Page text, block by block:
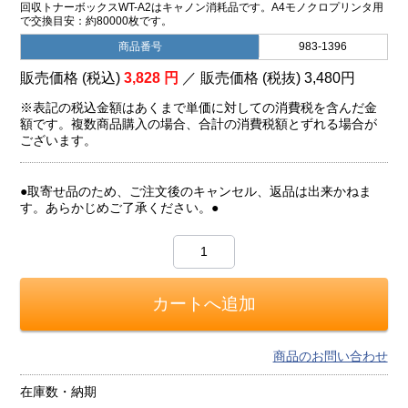
回収トナーボックスWT-A2はキャノン消耗品です。A4モノクロプリンタ用
で交換目安：約80000枚です。
商品番号 983-1396
販売価格 (税込)3,828 円 ／ 販売価格 (税抜)3,480円
※表記の税込金額はあくまで単価に対しての消費税を含んだ金
額です。複数商品購入の場合、合計の消費税額とずれる場合が
ございます。
●取寄せ品のため、ご注文後のキャンセル、返品は出来かねま
す。あらかじめご了承ください。●
商品のお問い合わせ
在庫数・納期